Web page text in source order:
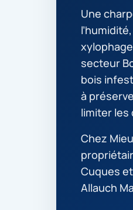
Une
secteur
bois
à
limiter les
Chez
Cuques
Allauch